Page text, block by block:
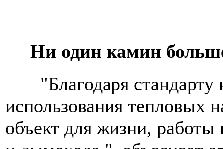
Ни один камин больше
"Благодаря стандарту
использования тепловых
объект для жизни, работы